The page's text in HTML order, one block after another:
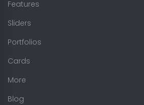
Features
Sliders
Portfolios
Cards
More
Blog